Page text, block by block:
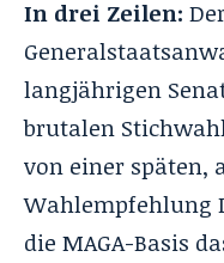
In drei Zeilen:
langjährigen
brutalen
von einer späten,
Wahlempfehlung
die MAGA-Basis